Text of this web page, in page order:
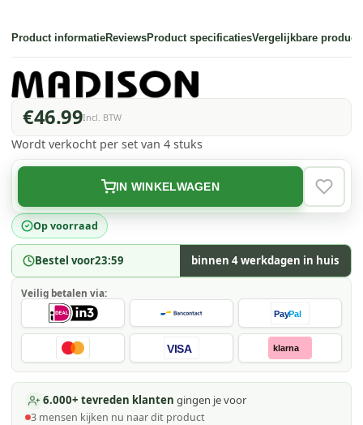
Product informatieReviewsProduct specificatiesVergelijkbare
€46.99Incl. BTW
Op voorraad
Bestel voor23:59 binnen 4 werkdagen in huis
Wordt verkocht per set van 4 stuks
IN WINKELWAGEN
Veilig betalen via:
PayPal
VISA klarna
6.000+ tevreden klanten gingen je voor
3 mensen kijken nu naar dit product